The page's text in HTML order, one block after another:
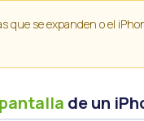
que se expanden o el
de un